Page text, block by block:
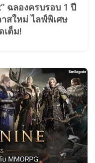
ฉลองครบรอบ 1 ปี
ลฟ์พิเศษ
ต็ม!